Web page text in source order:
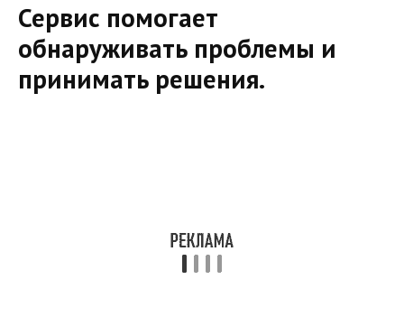
Сервис помогает
обнаруживать проблемы и
принимать решения.